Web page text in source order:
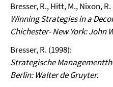
Bresser, R., Hitt, M., Nixon,
Winning Strategies in a
Chichester- New York: John
Bresser, R. (1998):
Strategische
Berlin: Walter de Gruyter.